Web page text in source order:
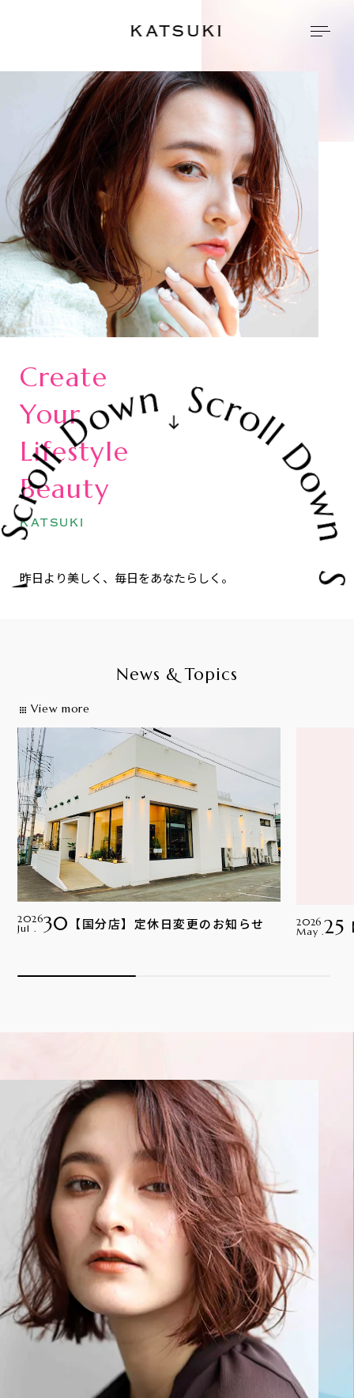
KATSUKI
Create
Your
Lifestyle
Beauty
KATSUKI
昨日より美しく、毎日をあなたらしく。
News & Topics
apps View more
2026
Jul .
30 【国分店】定休日変更のお知らせ
2026
May .25